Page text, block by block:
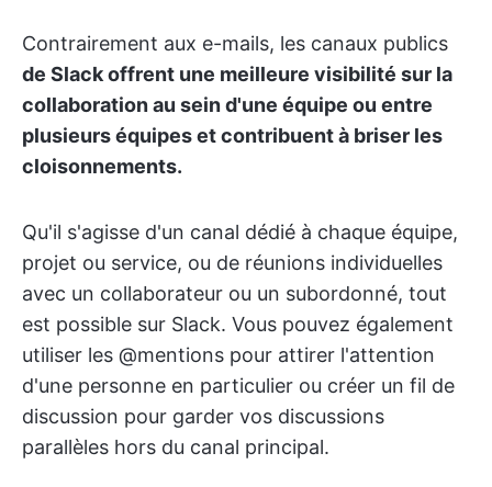
Contrairement aux e-mails, les canaux publics
de Slack offrent une meilleure visibilité sur la
collaboration au sein d'une équipe ou entre
plusieurs équipes et contribuent à briser les
cloisonnements.
Qu'il s'agisse d'un canal dédié à chaque équipe,
projet ou service, ou de réunions individuelles
avec un collaborateur ou un subordonné, tout
est possible sur Slack. Vous pouvez également
utiliser les @mentions pour attirer l'attention
d'une personne en particulier ou créer un fil de
discussion pour garder vos discussions
parallèles hors du canal principal.